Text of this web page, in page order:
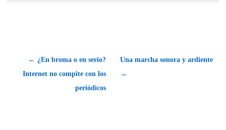
← ¿En broma o en serio?
Internet no compite con los
periódicos
Una marcha sonora y ardiente
→